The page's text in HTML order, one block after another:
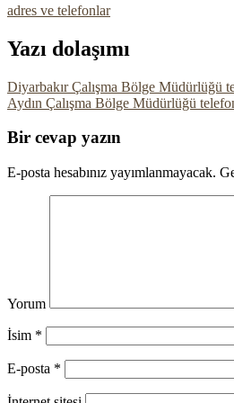
adres ve telefonlar
Yazı dolaşımı
Diyarbakır Çalışma Bölge Müdürlüğü
Aydın Çalışma Bölge Müdürlüğü
Bir cevap yazın
E-posta hesabınız yayımlanmayacak.
Yorum
İsim *
E-posta *